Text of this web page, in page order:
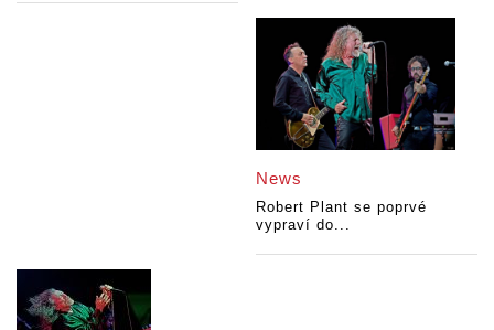
News
Robert Plant se poprvé
vypraví do...